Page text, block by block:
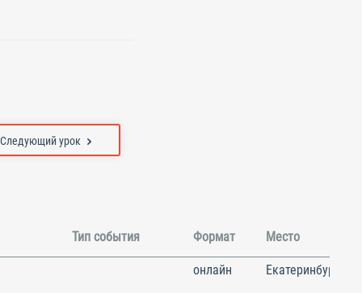
Следующий урок
Тип события Формат Место
онлайн Екатеринбург